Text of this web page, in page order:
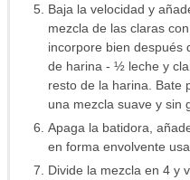
Baja la velocidad y
mezcla de las claras
incorpore bien
de harina - ½ leche y
resto de la harina. Bate
una mezcla suave y sin
Apaga la batidora,
en forma envolvente
Divide la mezcla en 4 y